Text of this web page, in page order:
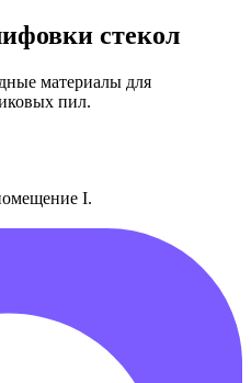
стекол
материалы для
пил.
I.